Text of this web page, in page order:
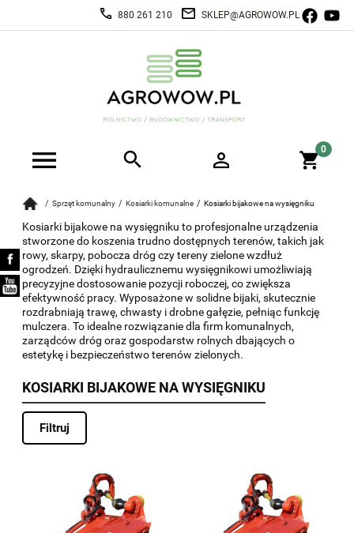
880 261 210 SKLEP@AGROWOW.PL
Sprzęt komunalny Kosiarki komunalne Kosiarki bijakowe na wysięgniku
Kosiarki bijakowe na wysięgniku to profesjonalne urządzenia
stworzone do koszenia trudno dostępnych terenów, takich jak
rowy, skarpy, pobocza dróg czy tereny zielone wzdłuż
ogrodzeń. Dzięki hydraulicznemu wysięgnikowi umożliwiają
precyzyjne dostosowanie pozycji roboczej, co zwiększa
efektywność pracy. Wyposażone w solidne bijaki, skutecznie
rozdrabniają trawę, chwasty i drobne gałęzie, pełniąc funkcję
mulczera. To idealne rozwiązanie dla firm komunalnych,
zarządców dróg oraz gospodarstw rolnych dbających o
estetykę i bezpieczeństwo terenów zielonych.
KOSIARKI BIJAKOWE NA WYSIĘGNIKU
Filtruj